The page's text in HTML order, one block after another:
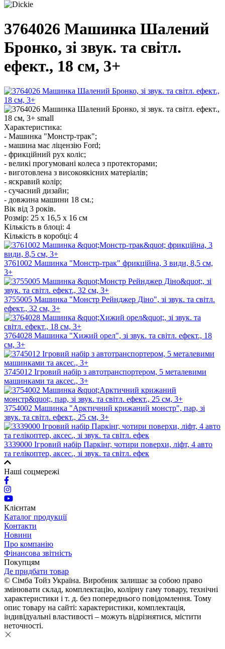
3764026 Машинка Шалений
Бронко, зі звук. та світл.
ефект., 18 см, 3+
Характеристика:
- Машинка "Монстр-трак";
- машина має ліцензію Ford;
- фрикційний рух коліс;
- великі прогумовані колеса з протекторами;
- виготовлена з високоякісних матеріалів;
- яскравий колір;
- сучасний дизайн;
- довжина машини 18 см.;
Вік від 3 років.
Розмір: 25 х 16,5 х 16 см
Кількість в блоці: 4
Кількість в коробці: 4
3761002 Машинка "Монстр-трак" фрикційна, 3 види, 8,5 см,
3+
3755005 Машинка "Монстр Рейнджер Діно", зі звук. та світл.
ефект., 32 см, 3+
3764028 Машинка "Хижий орел", зі звук. та світл. ефект., 18
см, 3+
3745012 Ігровий набір з автотранспортером, 5 металевими
машинками та аксес., 3+
3754002 Машинка "Арктичний крижаний монстр", пар, зі
звук. та світл. ефект., 25 см, 3+
3339000 Ігровий набір Паркінг, чотири поверхи, ліфт, 4 авто
та гелікоптер, аксес., зі звук. та світл. ефек
Наші соцмережі
Клієнтам
Каталог продукції
Контакти
Новини
Про компанію
Фінансова звітність
Покупцям
Де придбати товар
© Сімба Тойз Україна. Виробник залишає за собою право
змінювати склад, комплектацію, колірну гаму товару, технічні
характеристики і т. д. без попереднього повідомлення. Тому
опис товару на сайті: характеристики, комплектація,
індивідуальні властивості – можуть відрізнятися, містити
неточності.